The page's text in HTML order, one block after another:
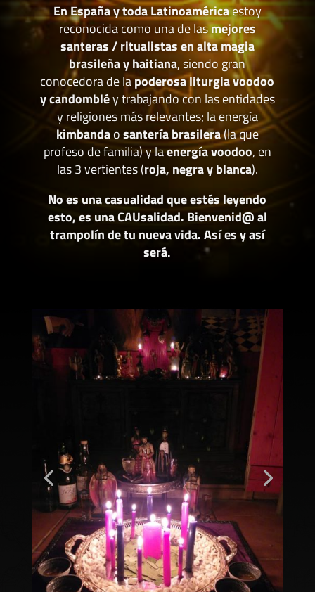
En España y toda Latinoaméricaestoy
reconocida como una de lasmejores
santeras / ritualistas en alta magia
brasileña y haitiana, siendo gran
conocedora de lapoderosa liturgia voodoo
y candombléy trabajando con las entidades
y religiones más relevantes; la energía
kimbandaosantería brasilera(la que
profeso de familia) y laenergía voodoo, en
las 3 vertientes (roja, negra y blanca).
No es una casualidad que estés leyendo
esto, es una CAUsalidad. Bienvenid@ al
trampolín de tu nueva vida. Así es y así
será.